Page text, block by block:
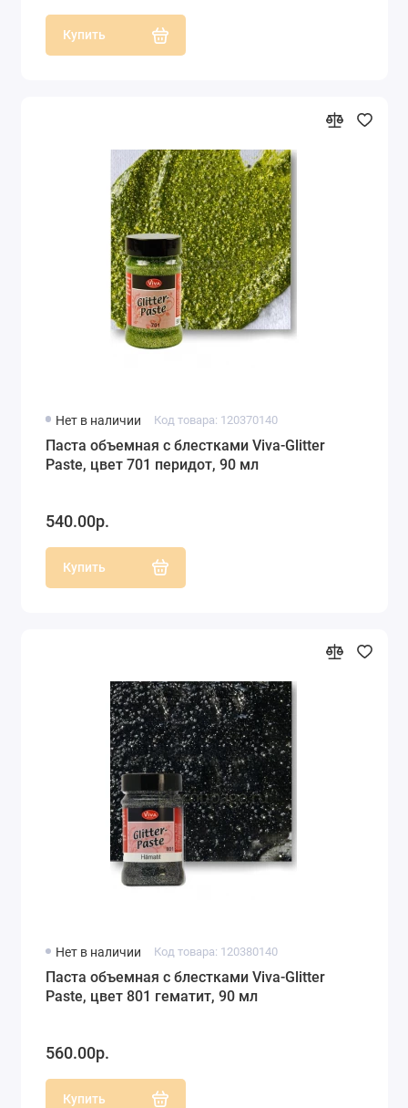
Купить
Нет в наличии Код товара: 120370140
Паста объемная с блестками Viva-Glitter
Paste, цвет 701 перидот, 90 мл
540.00р.
Купить
Нет в наличии Код товара: 120380140
Паста объемная с блестками Viva-Glitter
Paste, цвет 801 гематит, 90 мл
560.00р.
Купить